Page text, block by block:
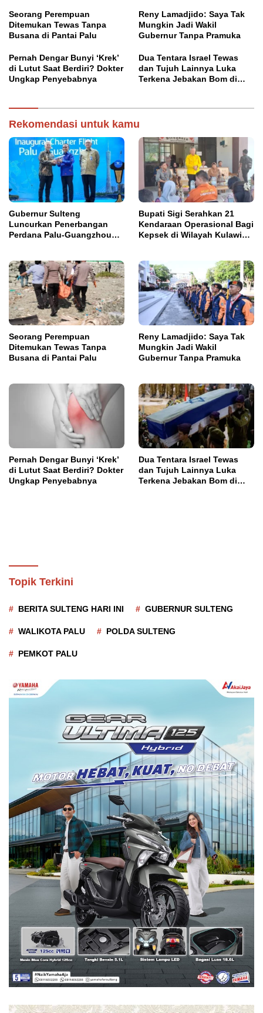
Seorang Perempuan
Ditemukan Tewas Tanpa
Busana di Pantai Palu
Reny Lamadjido: Saya Tak
Mungkin Jadi Wakil
Gubernur Tanpa Pramuka
Pernah Dengar Bunyi ‘Krek’
di Lutut Saat Berdiri? Dokter
Ungkap Penyebabnya
Dua Tentara Israel Tewas
dan Tujuh Lainnya Luka
Terkena Jebakan Bom di
Rekomendasi untuk kamu
Gubernur Sulteng
Luncurkan Penerbangan
Perdana Palu-Guangzhou
Bupati Sigi Serahkan 21
Kendaraan Operasional Bagi
Kepsek di Wilayah Kulawi
Seorang Perempuan
Ditemukan Tewas Tanpa
Busana di Pantai Palu
Reny Lamadjido: Saya Tak
Mungkin Jadi Wakil
Gubernur Tanpa Pramuka
Pernah Dengar Bunyi ‘Krek’
di Lutut Saat Berdiri? Dokter
Ungkap Penyebabnya
Dua Tentara Israel Tewas
dan Tujuh Lainnya Luka
Terkena Jebakan Bom di
Topik Terkini
BERITA SULTENG HARI INI GUBERNUR SULTENG
WALIKOTA PALU POLDA SULTENG
PEMKOT PALU